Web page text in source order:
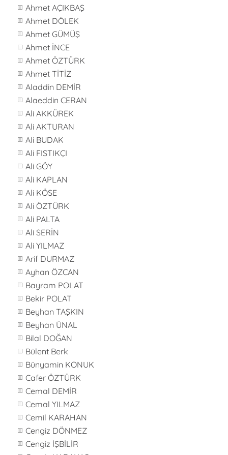
Ahmet AÇIKBAŞ
Ahmet DÖLEK
Ahmet GÜMÜŞ
Ahmet İNCE
Ahmet ÖZTÜRK
Ahmet TİTİZ
Aladdin DEMİR
Alaeddin CERAN
Ali AKKÜREK
Ali AKTURAN
Ali BUDAK
Ali FISTIKÇI
Ali GÖY
Ali KAPLAN
Ali KÖSE
Ali ÖZTÜRK
Ali PALTA
Ali SERİN
Ali YILMAZ
Arif DURMAZ
Ayhan ÖZCAN
Bayram POLAT
Bekir POLAT
Beyhan TAŞKIN
Beyhan ÜNAL
Bilal DOĞAN
Bülent Berk
Bünyamin KONUK
Cafer ÖZTÜRK
Cemal DEMİR
Cemal YILMAZ
Cemil KARAHAN
Cengiz DÖNMEZ
Cengiz İŞBİLİR